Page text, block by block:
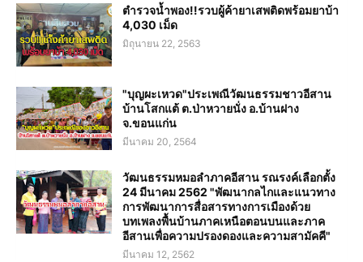
ตำรวจน้ำพอง!!รวบผู้ค้ายาเสพติดพร้อมยาบ้า
4,030 เม็ด
มิถุนายน 22, 2563
"บุญผะเหวด"ประเพณีวัฒนธรรมชาวอีสาน
บ้านโสกแต้ ต.ป่าหวายนั่ง อ.บ้านฝาง
จ.ขอนแก่น
มีนาคม 20, 2564
วัฒนธรรมหมอลำภาคอีสาน รณรงค์เลือกตั้ง
24 มีนาคม 2562 "พัฒนากลไกและแนวทาง
การพัฒนาการสื่อสารทางการเมืองด้วย
บทเพลงพื้นบ้านภาคเหนือตอนบนและภาค
อีสานเพื่อความปรองดองและความสามัคคี"
มีนาคม 12, 2562